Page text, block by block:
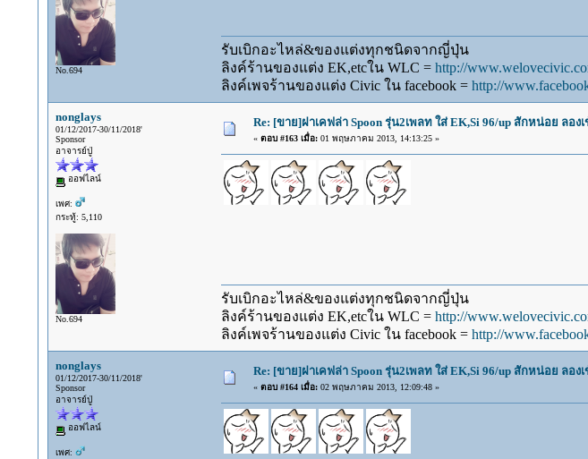
No.694
รับเบิกอะไหล่&ของแต่งทุกชนิดจากญี่ปุ่น
ลิงค์ร้านของแต่ง EK,etcใน WLC = http://
ลิงค์เพจร้านของแต่ง Civic ใน facebook = http://
nonglays
01/12/2017-30/11/2018'
Sponsor
อาจารย์ปู่
ออฟไลน์
เพศ:
กระทู้: 5,110
No.694
Re: [ขาย]ฝาเคฟล่า Spoon รุ่น2เพลท ใส่ EK,Si 96/up สักหน่อย ลอ
« ตอบ #163 เมื่อ:01 พฤษภาคม 2013, 14:13:25 »
รับเบิกอะไหล่&ของแต่งทุกชนิดจากญี่ปุ่น
ลิงค์ร้านของแต่ง EK,etcใน WLC = http://
ลิงค์เพจร้านของแต่ง Civic ใน facebook = http://
nonglays
01/12/2017-30/11/2018'
Sponsor
อาจารย์ปู่
ออฟไลน์
เพศ:
Re: [ขาย]ฝาเคฟล่า Spoon รุ่น2เพลท ใส่ EK,Si 96/up สักหน่อย ลอ
« ตอบ #164 เมื่อ:02 พฤษภาคม 2013, 12:09:48 »